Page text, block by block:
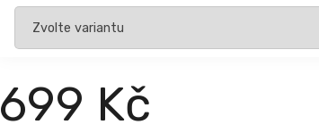
699 Kč